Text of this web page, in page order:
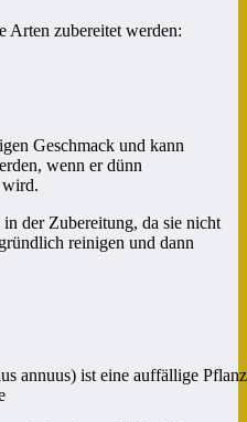
Arten zubereitet werden:
Geschmack und kann
wenn er dünn
wird.
der Zubereitung, da sie nicht
reinigen und dann
annuus) ist eine auffällige